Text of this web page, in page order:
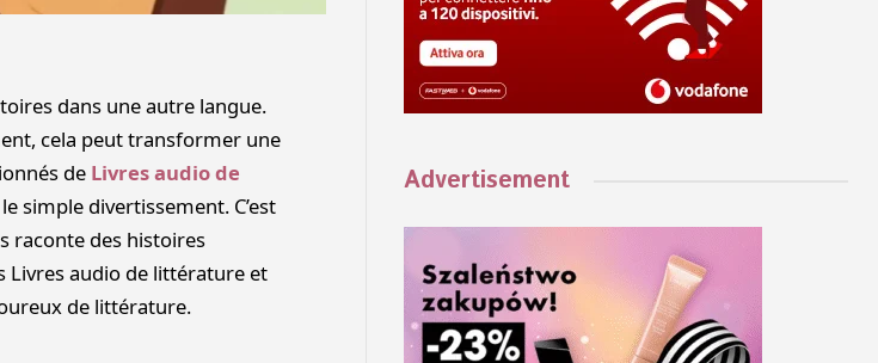
dans une autre langue.
cela peut transformer une
de Livres audio de
simple divertissement. C’est
raconte des histoires
Livres audio de littérature et
de littérature.
Advertisement